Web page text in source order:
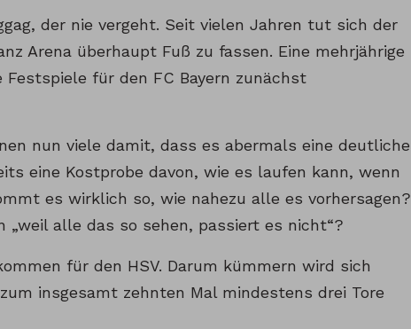
der nie vergeht. Seit vielen Jahren tut sich der
Arena überhaupt Fuß zu fassen. Eine mehrjährige
Festspiele für den FC Bayern zunächst
nun viele damit, dass es abermals eine deutliche
eine Kostprobe davon, wie es laufen kann, wenn
es wirklich so, wie nahezu alle es vorhersagen?
„weil alle das so sehen, passiert es nicht“?
für den HSV. Darum kümmern wird sich
insgesamt zehnten Mal mindestens drei Tore